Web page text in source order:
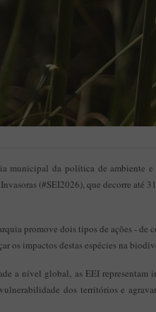
municipal da política de ambiente
(#SEI2026), que decorre até
promove dois tipos de ações - de
os impactos destas espécies na
a nível global, as EEI representam
dos territórios e